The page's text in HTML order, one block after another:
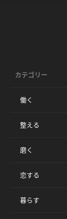
カテゴリー
働く
整える
磨く
恋する
暮らす